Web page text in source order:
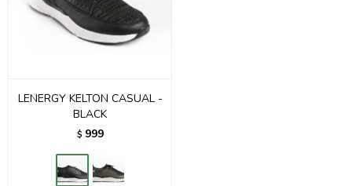
LENERGY KELTON CASUAL -
BLACK
$ 999